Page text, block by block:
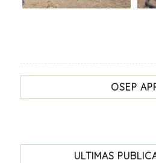
OSEP
ULTIMAS